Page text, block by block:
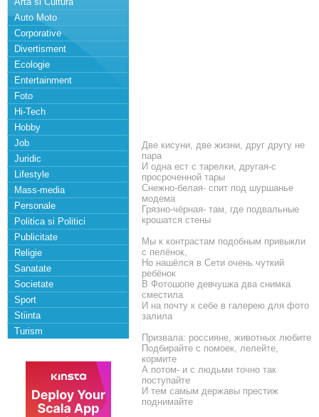
Auto Moto
Corporative
Divertisment
Ecologie
Entertainment
Foto
Hi-Tech
Hobby
Job
Juridic
Lifestyle
Mass-media
Personale
Politica si Politici
Publicitate
Religie
Sanatate
Societate
Sport
Stiinta
Turism
Две кисуни, две жизни, друг другу не
пара
И одна ест с тарелки, другая-с
просроченной тары
Снежно-белая- спит под шуршанье
модема
Грязно-чёрная- там, где подвальные
крошатся стены
Мы к контрастам подобным привыкли
с пелёнок,
Но нашёлся в Сети очень чуткий
ребёнок
В Фотошопе девчушка два снимка
сместила
И на почту к себе в галерею для фото
залила
Призвала: россияне, животных любите
Подбирайте с помоек, лелейте,
кормите
А потом- и с людьми точно так
поступайте
И тем самым державы престиж
поднимайте